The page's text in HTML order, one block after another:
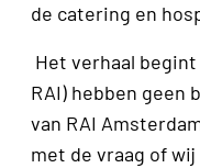
de catering en
Het verhaal
RAI) hebben geen
van RAI
met de vraag of